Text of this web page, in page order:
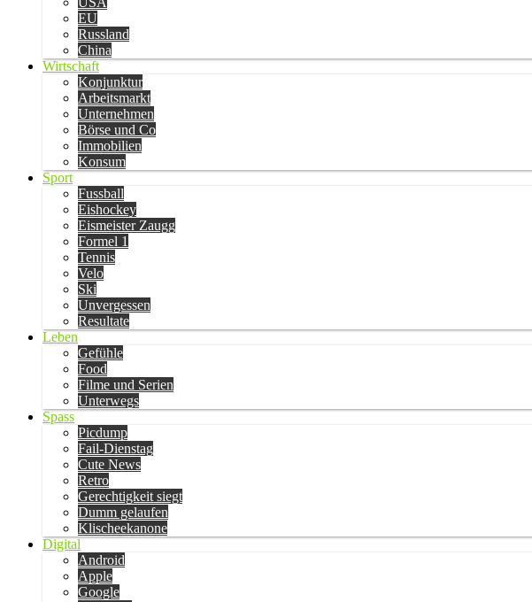
EU
Russland
China
Wirtschaft
Konjunktur
Arbeitsmarkt
Unternehmen
Börse und Co
Immobilien
Konsum
Sport
Fussball
Eishockey
Eismeister Zaugg
Formel 1
Tennis
Velo
Ski
Unvergessen
Resultate
Leben
Gefühle
Food
Filme und Serien
Unterwegs
Spass
Picdump
Fail-Dienstag
Cute News
Retro
Gerechtigkeit siegt
Dumm gelaufen
Klischeekanone
Digital
Android
Apple
Google